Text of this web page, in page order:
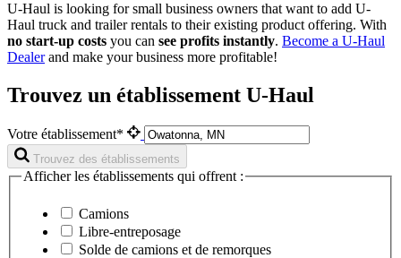
U-Haul is looking for small business owners that want to add U-
Haul truck and trailer rentals to their existing product offering. With
no start-up costs you can see profits instantly. Become a U-Haul
Dealerand make your business more profitable!
Trouvez un établissement U-Haul
Votre établissement*
Trouvez des établissements
Afficher les établissements qui offrent :
Camions
Libre-entreposage
Solde de camions et de remorques